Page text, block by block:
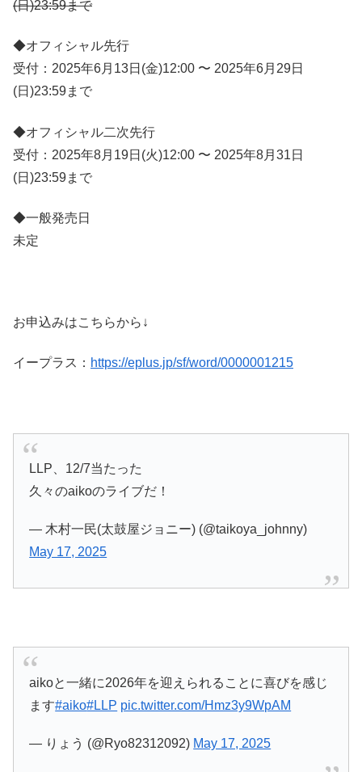
(日)23:59まで
◆オフィシャル先行
受付：2025年6月13日(金)12:00 〜 2025年6月29日
(日)23:59まで
◆オフィシャル二次先行
受付：2025年8月19日(火)12:00 〜 2025年8月31日
(日)23:59まで
◆一般発売日
未定
お申込みはこちらから↓
イープラス： https://eplus.jp/sf/word/0000001215
LLP、12/7当たった
久々のaikoのライブだ！
— 木村一民(太鼓屋ジョニー) (@taikoya_johnny)
May 17, 2025
aikoと一緒に2026年を迎えられることに喜びを感じ
ます#aiko#LLP pic.twitter.com/Hmz3y9WpAM
— りょう (@Ryo82312092) May 17, 2025